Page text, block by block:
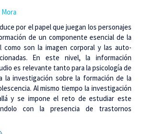
Mora
por el papel que juegan los personajes
de un componente esencial de la
como son la imagen corporal y las auto-
En este nivel, la información
es relevante tanto para la psicología de
la investigación sobre la formación de la
Al mismo tiempo la investigación
y se impone el reto de estudiar este
con la presencia de trastornos